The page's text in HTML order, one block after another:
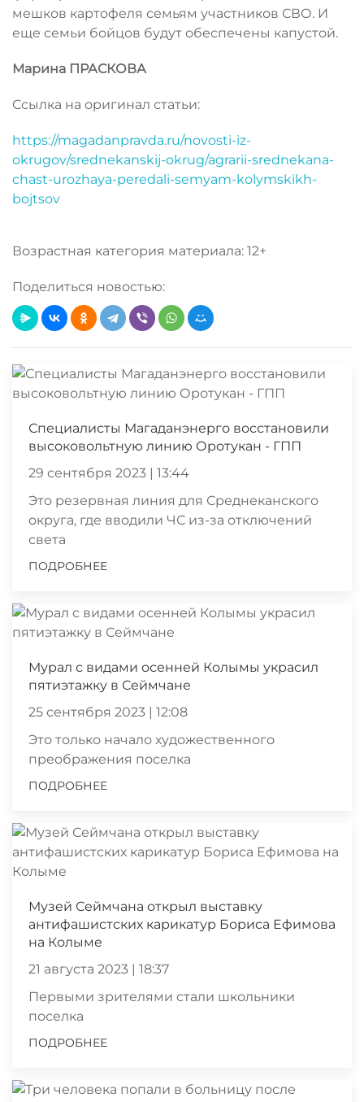
мешков картофеля семьям участников СВО. И
еще семьи бойцов будут обеспечены капустой.
Марина ПРАСКОВА
Ссылка на оригинал статьи:
https://magadanpravda.ru/novosti-iz-
okrugov/srednekanskij-okrug/agrarii-srednekana-
chast-urozhaya-peredali-semyam-kolymskikh-
bojtsov
Возрастная категория материала: 12+
Поделиться новостью:
Специалисты Магаданэнерго восстановили
высоковольтную линию Оротукан - ГПП
29 сентября 2023 | 13:44
Это резервная линия для Среднеканского
округа, где вводили ЧС из-за отключений
света
ПОДРОБНЕЕ
Мурал с видами осенней Колымы украсил
пятиэтажку в Сеймчане
25 сентября 2023 | 12:08
Это только начало художественного
преображения поселка
ПОДРОБНЕЕ
Музей Сеймчана открыл выставку
антифашистских карикатур Бориса Ефимова
на Колыме
21 августа 2023 | 18:37
Первыми зрителями стали школьники
поселка
ПОДРОБНЕЕ